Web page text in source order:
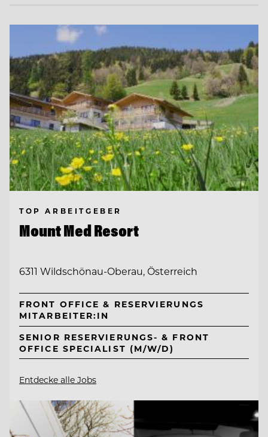
TOP ARBEITGEBER
Mount Med Resort
6311 Wildschönau-Oberau, Österreich
FRONT OFFICE & RESERVIERUNGS
MITARBEITER:IN
SENIOR RESERVIERUNGS- & FRONT
OFFICE SPECIALIST (M/W/D)
Entdecke alle Jobs